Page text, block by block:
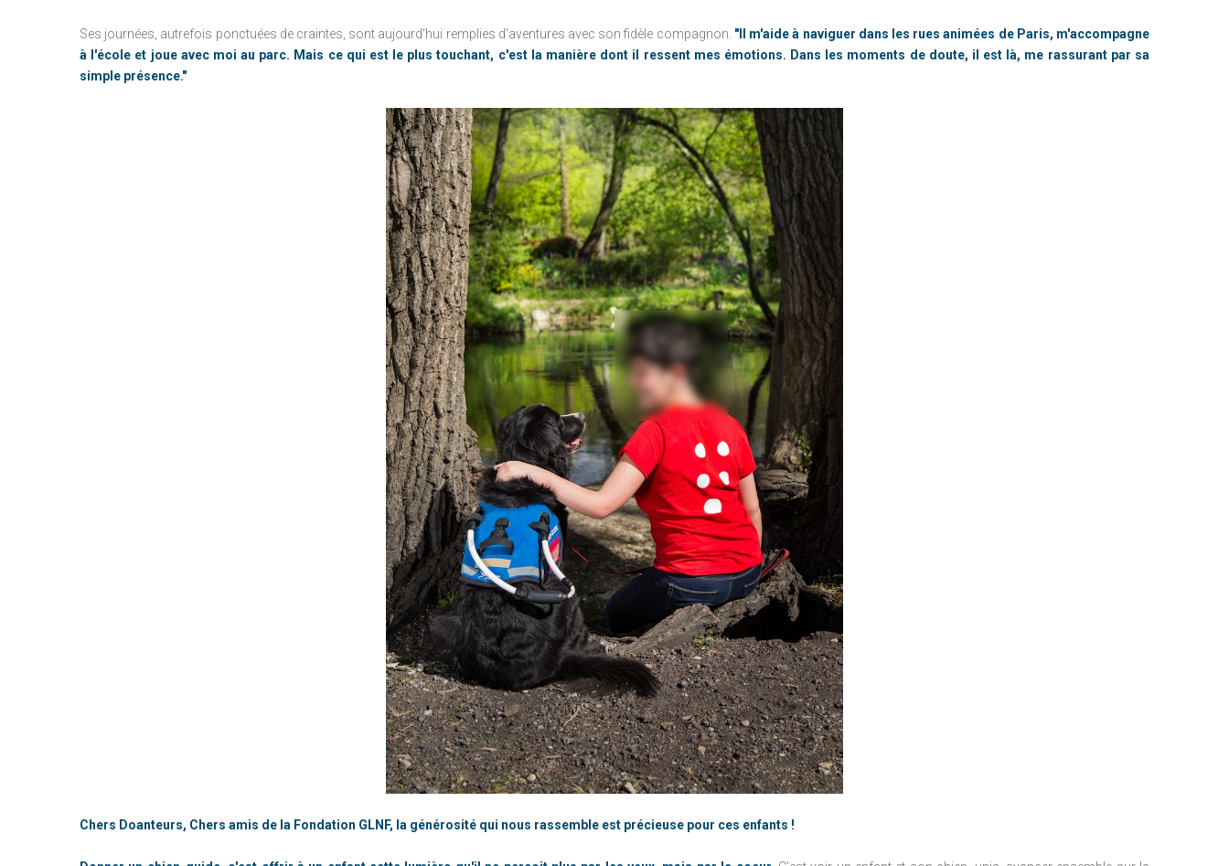
Ses journées, autrefois ponctuées de craintes, sont aujourd'hui remplies d'aventures avec son fidèle compagnon. "Il m'aide à naviguer dans les rues animées de Paris, m'accompagne
à l'école et joue avec moi au parc. Mais ce qui est le plus touchant, c'est la manière dont il ressent mes émotions. Dans les moments de doute, il est là, me rassurant par sa
simple présence."
Chers Doanteurs, Chers amis de la Fondation GLNF, la générosité qui nous rassemble est précieuse pour ces enfants !